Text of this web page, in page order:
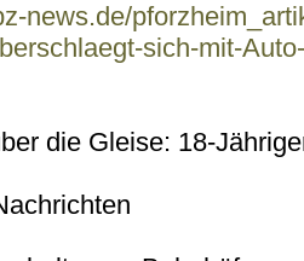
news.de/
sich-mit-
die Gleise: 18-